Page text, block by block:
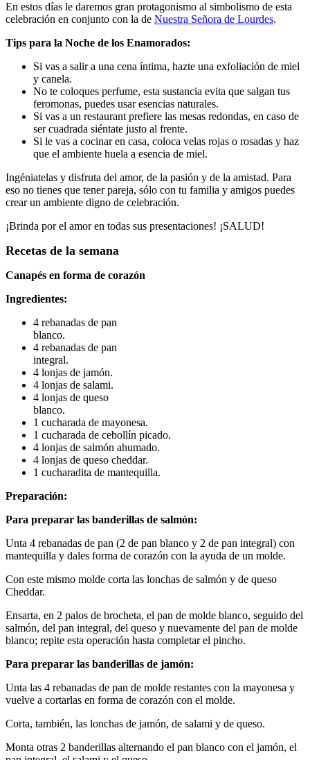
En estos días le daremos gran protagonismo al simbolismo de esta
celebración en conjunto con la de Nuestra Señora de Lourdes.
Tips para la Noche de los Enamorados:
Si vas a salir a una cena íntima, hazte una exfoliación de miel
y canela.
No te coloques perfume, esta sustancia evita que salgan tus
feromonas, puedes usar esencias naturales.
Si vas a un restaurant prefiere las mesas redondas, en caso de
ser cuadrada siéntate justo al frente.
Si le vas a cocinar en casa, coloca velas rojas o rosadas y haz
que el ambiente huela a esencia de miel.
Ingéniatelas y disfruta del amor, de la pasión y de la amistad. Para
eso no tienes que tener pareja, sólo con tu familia y amigos puedes
crear un ambiente digno de celebración.
¡Brinda por el amor en todas sus presentaciones! ¡SALUD!
Recetas de la semana
Canapés en forma de corazón
Ingredientes:
4 rebanadas de pan
blanco.
4 rebanadas de pan
integral.
4 lonjas de jamón.
4 lonjas de salami.
4 lonjas de queso
blanco.
1 cucharada de mayonesa.
1 cucharada de cebollín picado.
4 lonjas de salmón ahumado.
4 lonjas de queso cheddar.
1 cucharadita de mantequilla.
Preparación:
Para preparar las banderillas de salmón:
Unta 4 rebanadas de pan (2 de pan blanco y 2 de pan integral) con
mantequilla y dales forma de corazón con la ayuda de un molde.
Con este mismo molde corta las lonchas de salmón y de queso
Cheddar.
Ensarta, en 2 palos de brocheta, el pan de molde blanco, seguido del
salmón, del pan integral, del queso y nuevamente del pan de molde
blanco; repite esta operación hasta completar el pincho.
Para preparar las banderillas de jamón:
Unta las 4 rebanadas de pan de molde restantes con la mayonesa y
vuelve a cortarlas en forma de corazón con el molde.
Corta, también, las lonchas de jamón, de salami y de queso.
Monta otras 2 banderillas alternando el pan blanco con el jamón, el